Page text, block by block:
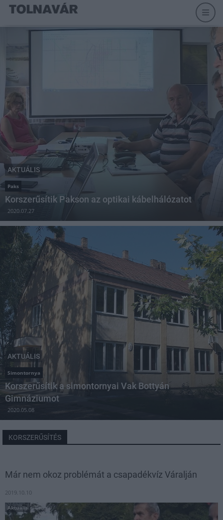
AKTUÁLIS
Paks
Korszerűsítik Pakson az optikai kábelhálózatot
2020.07.27
AKTUÁLIS
Simontornya
Korszerűsítik a simontornyai Vak Bottyán
Gimnáziumot
2020.05.08
KORSZERŰSÍTÉS
Már nem okoz problémát a csapadékvíz Váralján
2019.10.10
Aktuális